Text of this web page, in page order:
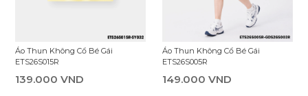
Áo Thun Không Cổ Bé Gái
ETS26S015R
139.000 VND
Áo Thun Không Cổ Bé Gái
ETS26S005R
149.000 VND